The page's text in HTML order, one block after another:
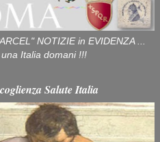
NOTIZIE in EVIDENZA ...
Italia domani !!!
Salute Italia